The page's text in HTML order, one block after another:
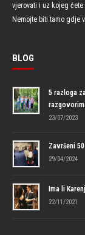
vjerovati i uz kojeg ćete
Nemojte biti tamo gdje
BLOG
5 razloga
23/07/2023
Završeni
29/04/2024
Ima li
22/11/2021